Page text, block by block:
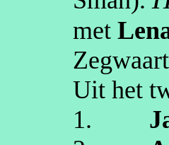
met
Zegwaart
Uit het
1.